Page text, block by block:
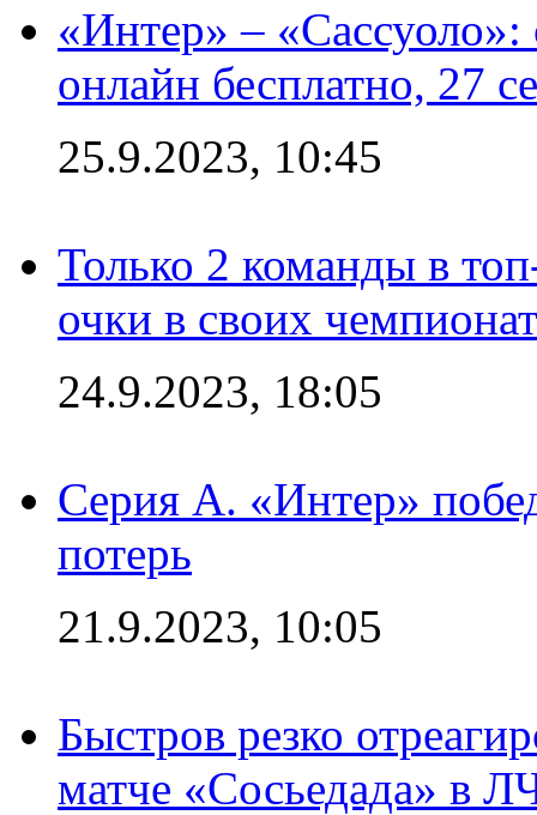
«Интер» –
онлайн бесплатно, 27
25.9.2023, 10:45
Только 2 команды в
очки в своих
24.9.2023, 18:05
Серия А. «Интер»
потерь
21.9.2023, 10:05
Быстров резко
матче «Сосьедада» в